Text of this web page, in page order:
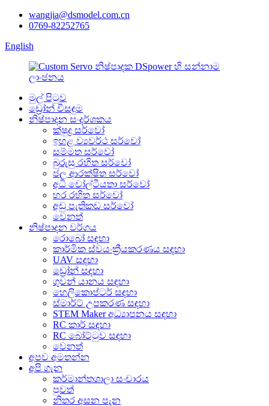
wangjia@dsmodel.com.cn
0769-82252765
English
මුල් පිටුව
ඩ්‍රෝන් විසඳුම
නිෂ්පාදන සංදර්ශකය
ක්ෂුද්‍ර සර්වෝ
ඉහළ ව්‍යවර්ථ සර්වෝ
සම්මත සර්වෝ
බුරුසු රහිත සර්වෝ
ජල ආරක්ෂිත සර්වෝ
අධි වෝල්ටීයතා සර්වෝ
හර රහිත සර්වෝ
අඩු පැතිකඩ සර්වෝ
වෙනත්
නිෂ්පාදන වර්ගය
රොබෝ සඳහා
කාර්මික ස්වයංක්‍රීයකරණය සඳහා
UAV සඳහා
ඩ්‍රෝන් සඳහා
ගුවන් යානය සඳහා
හෙලිකොප්ටර් සඳහා
ස්මාර්ට් උපකරණ සඳහා
STEM Maker අධ්‍යාපනය සඳහා
RC කාර් සඳහා
RC බෝට්ටුව සඳහා
වෙනත්
අපව අමතන්න
අපි ගැන
කර්මාන්තශාලා සංචාරය
පුවත්
නිතර අසන පැන